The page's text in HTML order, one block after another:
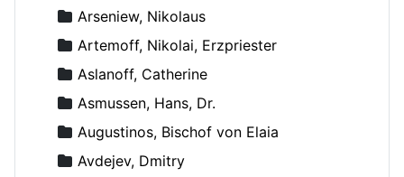
Arseniew, Nikolaus
Artemoff, Nikolai, Erzpriester
Aslanoff, Catherine
Asmussen, Hans, Dr.
Augustinos, Bischof von Elaia
Avdejev, Dmitry